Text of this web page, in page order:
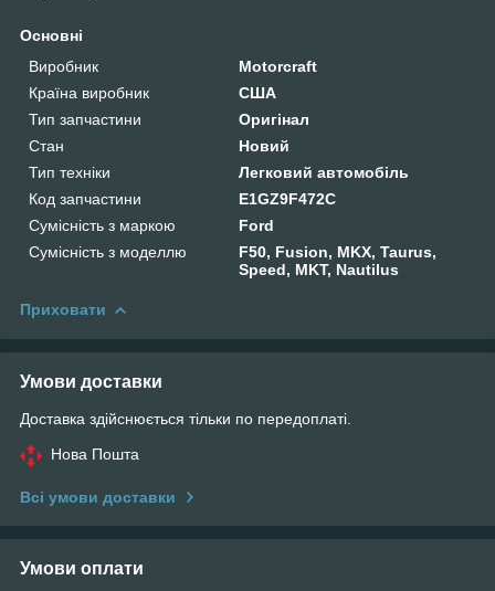
Основні
Виробник
Motorcraft
Країна виробник
США
Тип запчастини
Оригінал
Стан
Новий
Тип техніки
Легковий автомобіль
Код запчастини
E1GZ9F472C
Сумісність з маркою
Ford
Сумісність з моделлю
F50, Fusion, MKX, Taurus,
Speed, MKT, Nautilus
Приховати
Умови доставки
Доставка здійснюється тільки по передоплаті.
Нова Пошта
Всі умови доставки
Умови оплати